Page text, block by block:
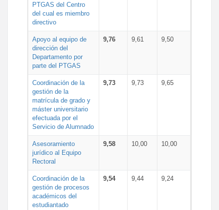
PTGAS del Centro
del cual es miembro
directivo
Apoyo al equipo de
dirección del
Departamento por
parte del PTGAS
9,76 9,61 9,50
Coordinación de la
gestión de la
matrícula de grado y
máster universitario
efectuada por el
Servicio de Alumnado
9,73 9,73 9,65
Asesoramiento
jurídico al Equipo
Rectoral
9,58 10,00 10,00
Coordinación de la
gestión de procesos
académicos del
estudiantado
9,54 9,44 9,24